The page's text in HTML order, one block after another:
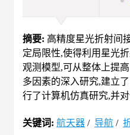
摘要: 高精度星光折射间
定局限性,使得利用星光
观测模型,可从整体上提
多因素的深入研究,建立
行了计算机仿真研究,并
关键词: 航天器 / 导航 /